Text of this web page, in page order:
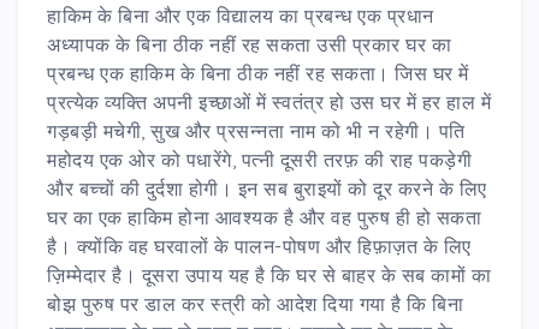
हाकिम के बिना और एक विद्यालय का प्रबन्ध एक प्रधान
अध्यापक के बिना ठीक नहीं रह सकता उसी प्रकार घर का
प्रबन्ध एक हाकिम के बिना ठीक नहीं रह सकता। जिस घर में
प्रत्येक व्यक्ति अपनी इच्छाओं में स्वतंत्र हो उस घर में हर हाल में
गड़बड़ी मचेगी, सुख और प्रसन्नता नाम को भी न रहेगी। पति
महोदय एक ओर को पधारेंगे, पत्नी दूसरी तरफ़ की राह पकड़ेगी
और बच्चों की दुर्दशा होगी। इन सब बुराइयों को दूर करने के लिए
घर का एक हाकिम होना आवश्यक है और वह पुरुष ही हो सकता
है। क्योंकि वह घरवालों के पालन-पोषण और हिफ़ाज़त के लिए
ज़िम्मेदार है। दूसरा उपाय यह है कि घर से बाहर के सब कामों का
बोझ पुरुष पर डाल कर स्त्री को आदेश दिया गया है कि बिना